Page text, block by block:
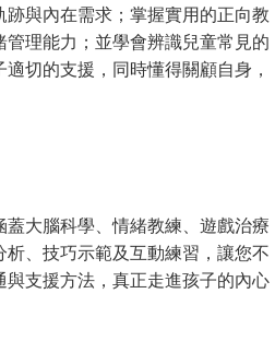
與內在需求；掌握實用的正向教
理能力；並學會辨識兒童常見的
切的支援，同時懂得關顧自身，
大腦科學、情緒教練、遊戲治療
、技巧示範及互動練習，讓您不
支援方法，真正走進孩子的內心